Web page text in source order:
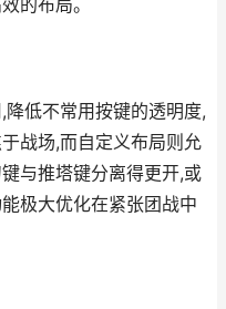
的布局。
低不常用按键的透明度,
战场,而自定义布局则允
与推塔键分离得更开,或
极大优化在紧张团战中